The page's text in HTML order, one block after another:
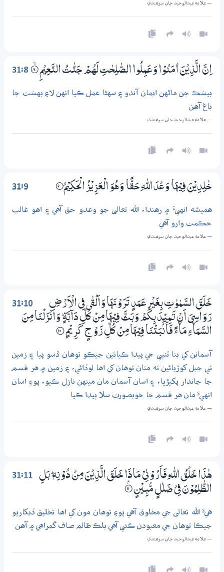
— علامه عبدالوحيد جان سرھندي
31:8 اِنَّ الَّذِيْنَ اٰمَنُوْا وَعَـمِلُوا الصّٰلِحٰتِ لَهُمْ جَنّٰتُ النَّعِيْمِ 8‏۝ۙ
بيشڪ جن ماڻهن ايمان آندو ۽ سهڻا عمل ڪيا انهن لاءِ بهشت جا
باغ آهن
— علامه عبدالوحيد جان سرھندي
31:9 خٰلِدِيْنَ فِيْهَا ۭ وَعْدَ اللّٰهِ حَقًّا ۭ وَهُوَ الْعَزِيْزُ الْحَكِيْمُ 9‏۝
هميشه انهيءَ ۾ رهندا، الله تعالى جو وعدو حق آهي ۽ اهو غالب
حڪمت وارو آهي
— علامه عبدالوحيد جان سرھندي
31:10
خَلَقَ السَّمٰوٰتِ بِغَيْرِ عَـمَدٍ تَرَوْنَهَا وَاَلْقٰى فِي الْاَرْضِ
رَوَاسِيَ اَنْ تَـمِيْدَ بِكُمْ وَبَثَّ فِيْهَا مِنْ كُلِّ دَاۗبَّةٍ ۭ وَاَنْزَلْنَا مِنَ
السَّمَاۗءِ مَاۗءً فَاَنْۢبَتْنَا فِيْهَا مِنْ كُلِّ زَوْجٍ كَرِيْمٍ ؀10
آسمانن کي بنا ٿنڀي جي پيدا ڪيائين جيڪو توهان ڏسو پيا ۽ زمين
تي جبل کوڙيائين ته متان توهان کي اها لوڏائي، ۽ زمين ۾ هر قسم
جا جاندار پکيڙيا، ۽ اسان آسمان مان مينهن نازل ڪيو، پوءِ اسان
انهيءَ مان هر قسم جا خوبصورت سلا پيدا ڪيا
— علامه عبدالوحيد جان سرھندي
31:11
ھٰذَا خَلْقُ اللّٰهِ فَاَرُوْنِيْ مَاذَا خَلَقَ الَّذِيْنَ مِنْ دُوْنِهٖ ۭ بَلِ
الظّٰلِمُوْنَ فِيْ ضَلٰلٍ مُّبِيْنٍ ۝ۧ11
هيءَ الله تعالى جي مخلوق آهي پوءِ توهان مون کي اها تخليق ڏيکاريو
جيڪا توهان جي معبودن ڪئي آهي بلڪ ظالم صاف گمراهي ۾ آهن
— علامه عبدالوحيد جان سرھندي